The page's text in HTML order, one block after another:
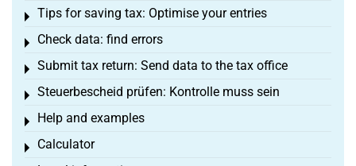
Tips for saving tax: Optimise your entries
Toggle menu
Check data: find errors
Toggle menu
Submit tax return: Send data to the tax office
Toggle menu
Steuerbescheid prüfen: Kontrolle muss sein
Toggle menu
Help and examples
Toggle menu
Calculator
Toggle menu